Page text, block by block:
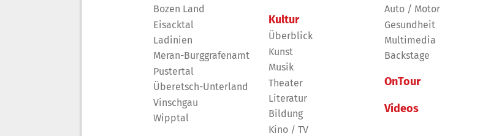
Bozen Land
Eisacktal
Ladinien
Meran-Burggrafenamt
Pustertal
Überetsch-Unterland
Vinschgau
Wipptal
Kultur
Überblick
Kunst
Musik
Theater
Literatur
Bildung
Kino / TV
Auto / Motor
Gesundheit
Multimedia
Backstage
OnTour
Videos